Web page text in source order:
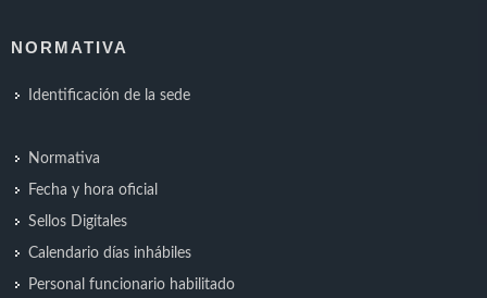
NORMATIVA
Identificación de la sede
Normativa
Fecha y hora oficial
Sellos Digitales
Calendario días inhábiles
Personal funcionario habilitado